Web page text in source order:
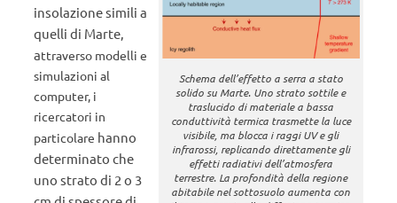
Schema dell’effetto a serra a stato
solido su Marte. Uno strato sottile e
traslucido di materiale a bassa
conduttività termica trasmette la luce
visibile, ma blocca i raggi UV e gli
infrarossi, replicando direttamente gli
effetti radiativi dell’atmosfera
terrestre. La profondità della regione
abitabile nel sottosuolo aumenta con
insolazione simili a
quelli di Marte,
attraverso modelli e
simulazioni al
computer, i
ricercatori in
particolare hanno
determinato che
uno strato di 2 o 3